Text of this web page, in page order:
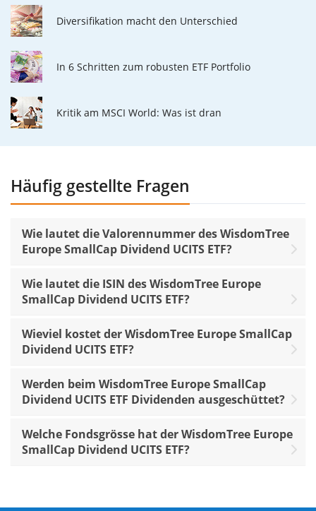
Diversifikation macht den Unterschied
In 6 Schritten zum robusten ETF Portfolio
Kritik am MSCI World: Was ist dran
Häufig gestellte Fragen
Wie lautet die Valorennummer des WisdomTree
Europe SmallCap Dividend UCITS ETF?
Wie lautet die ISIN des WisdomTree Europe
SmallCap Dividend UCITS ETF?
Wieviel kostet der WisdomTree Europe SmallCap
Dividend UCITS ETF?
Werden beim WisdomTree Europe SmallCap
Dividend UCITS ETF Dividenden ausgeschüttet?
Welche Fondsgrösse hat der WisdomTree Europe
SmallCap Dividend UCITS ETF?